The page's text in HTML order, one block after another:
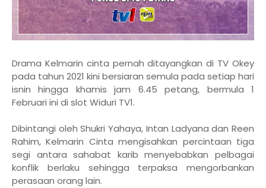
Drama Kelmarin cinta pernah ditayangkan di TV Okey
pada tahun 2021 kini bersiaran semula pada setiap hari
isnin hingga khamis jam 6.45 petang, bermula 1
Februari ini di slot Widuri TV1.
Dibintangi oleh Shukri Yahaya, Intan Ladyana dan Reen
Rahim, Kelmarin Cinta mengisahkan percintaan tiga
segi antara sahabat karib menyebabkan pelbagai
konflik berlaku sehingga terpaksa mengorbankan
perasaan orang lain.